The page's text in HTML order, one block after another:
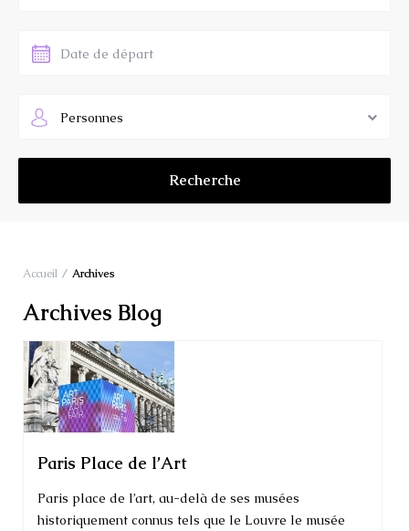
Personnes
Accueil Archives
Archives Blog
Paris Place de l’Art
Paris place de l’art, au-delà de ses musées
historiquement connus tels que le Louvre le musée